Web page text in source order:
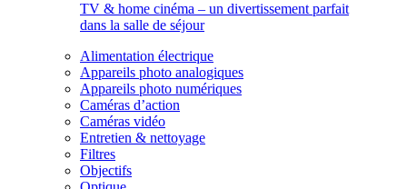
TV & home cinéma – un divertissement parfait
dans la salle de séjour
Alimentation électrique
Appareils photo analogiques
Appareils photo numériques
Caméras d’action
Caméras vidéo
Entretien & nettoyage
Filtres
Objectifs